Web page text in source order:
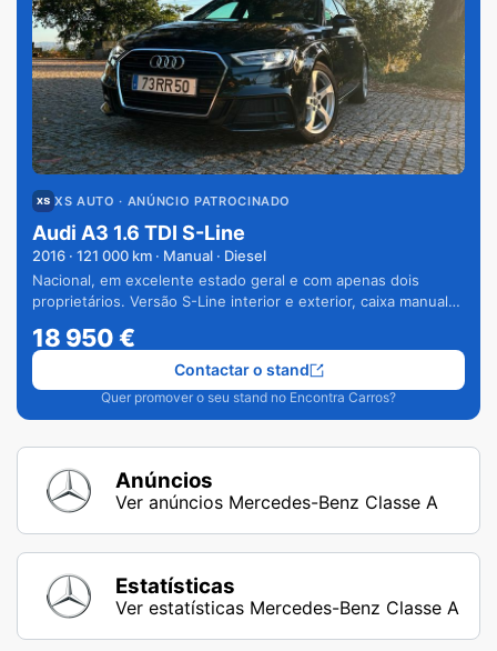
XS AUTO · ANÚNCIO PATROCINADO
Audi A3 1.6 TDI S-Line
2016 · 121 000 km · Manual · Diesel
Nacional, em excelente estado geral e com apenas dois
proprietários. Versão S-Line interior e exterior, caixa manual
18 950€
Quer promover o seu stand no Encontra Carros?
Contactar o stand
Anúncios
Ver anúncios Mercedes-Benz Classe A
Estatísticas
Ver estatísticas Mercedes-Benz Classe A